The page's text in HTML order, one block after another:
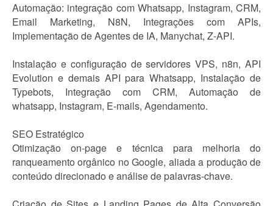
Automação: integração com Whatsapp, Instagram, CRM,
Email Marketing, N8N, Integrações com APIs,
Implementação de Agentes de IA, Manychat, Z-API.
Instalação e configuração de servidores VPS, n8n, API
Evolution e demais API para Whatsapp, Instalação de
Typebots, Integração com CRM, Automação de
whatsapp, Instagram, E-mails, Agendamento.
SEO Estratégico
Otimização on-page e técnica para melhoria do
ranqueamento orgânico no Google, aliada a produção de
conteúdo direcionado e análise de palavras-chave.